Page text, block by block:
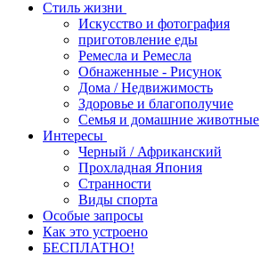
Стиль жизни
Искусство и фотография
приготовление еды
Ремесла и Ремесла
Обнаженные - Рисунок
Дома / Недвижимость
Здоровье и благополучие
Семья и домашние животные
Интересы
Черный / Африканский
Прохладная Япония
Странности
Виды спорта
Особые запросы
Как это устроено
БЕСПЛАТНО!